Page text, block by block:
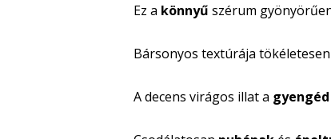
Ez a könnyű szérum
Bársonyos textúrája tökéletesen
A decens virágos illat a gyengéd